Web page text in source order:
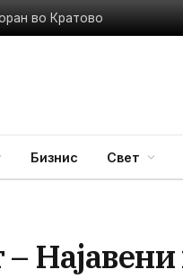
во Кратово
Бизнис Свет
–